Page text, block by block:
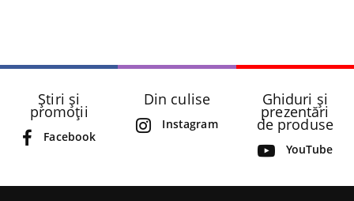
Știri și
promoții
Facebook
Din culise
Instagram
Ghiduri și
prezentări
de produse
YouTube